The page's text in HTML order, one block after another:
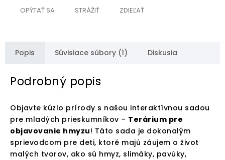
OPÝTAŤ SA STRÁŽIŤ ZDIEĽAŤ
Popis Súvisiace súbory (1) Diskusia
Podrobný popis
Objavte kúzlo prírody s našou interaktívnou sadou
pre mladých prieskumníkov – Terárium pre
objavovanie hmyzu! Táto sada je dokonalým
sprievodcom pre deti, ktoré majú záujem o život
malých tvorov, ako sú hmyz, slimáky, pavúky,